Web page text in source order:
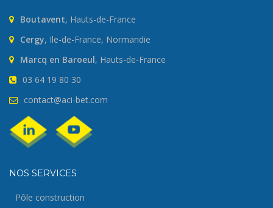
Boutavent, Hauts-de-France
Cergy, Ile-de-France, Normandie
Marcq en Baroeul, Hauts-de-France
03 64 19 80 30
contact@aci-bet.com
NOS SERVICES
Pôle construction